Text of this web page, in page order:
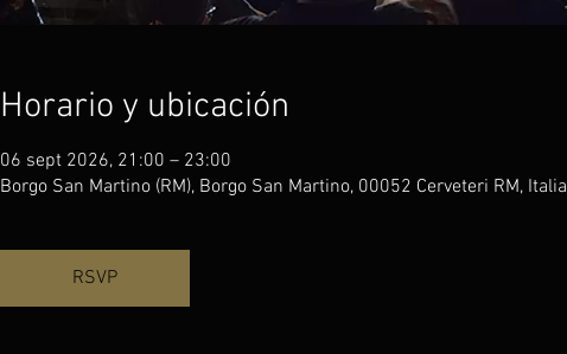
Horario y ubicación
06 sept 2026, 21:00 – 23:00
Borgo San Martino (RM), Borgo San Martino, 00052 Cerveteri RM, Italia
RSVP